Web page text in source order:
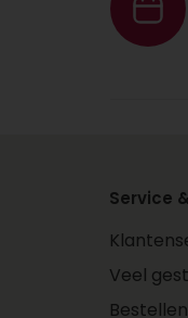
Service
Veel